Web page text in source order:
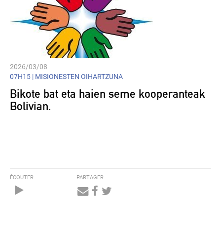
2026/03/08
07H15 | MISIONESTEN OIHARTZUNA
Bikote bat eta haien seme kooperanteak
Bolivian.
ÉCOUTER PARTAGER